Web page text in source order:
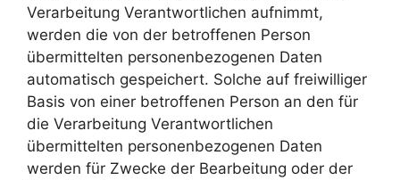
Verarbeitung Verantwortlichen aufnimmt,
werden die von der betroffenen Person
übermittelten personenbezogenen Daten
automatisch gespeichert. Solche auf freiwilliger
Basis von einer betroffenen Person an den für
die Verarbeitung Verantwortlichen
übermittelten personenbezogenen Daten
werden für Zwecke der Bearbeitung oder der